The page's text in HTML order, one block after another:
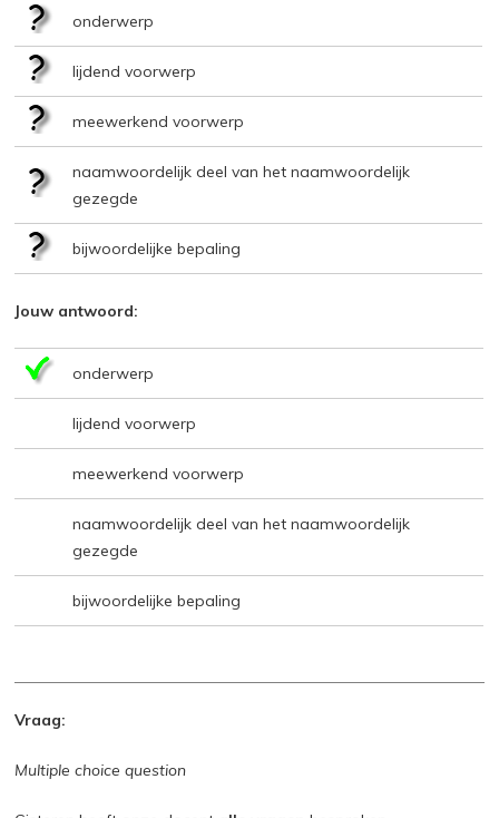
onderwerp
lijdend voorwerp
meewerkend voorwerp
naamwoordelijk deel van het naamwoordelijk
gezegde
bijwoordelijke bepaling
Jouw antwoord:
onderwerp
lijdend voorwerp
meewerkend voorwerp
naamwoordelijk deel van het naamwoordelijk
gezegde
bijwoordelijke bepaling
Vraag:
Multiple choice question